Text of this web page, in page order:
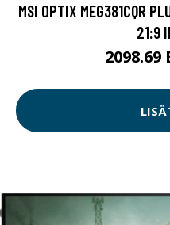
MSI OPTIX MEG381CQR
21:9
2098.69